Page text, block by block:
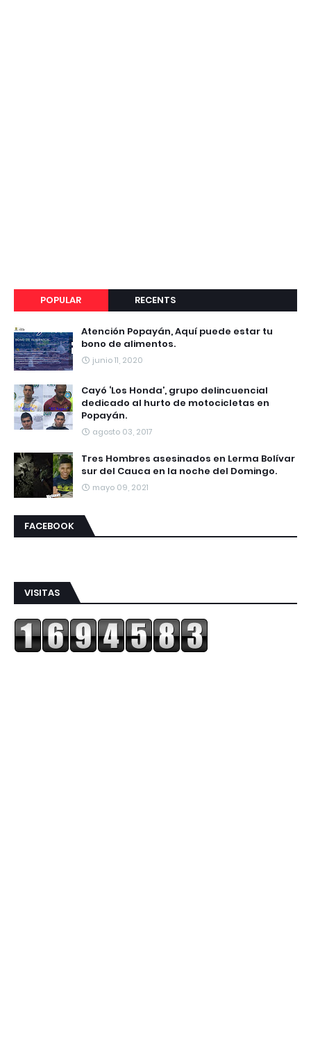
POPULAR RECENTS
Atención Popayán, Aquí puede estar tu
bono de alimentos.
junio 11, 2020
Cayó ‘Los Honda’, grupo delincuencial
dedicado al hurto de motocicletas en
Popayán.
agosto 03, 2017
Tres Hombres asesinados en Lerma Bolívar
sur del Cauca en la noche del Domingo.
mayo 09, 2021
FACEBOOK
VISITAS